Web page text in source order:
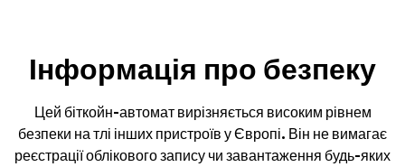
Інформація про безпеку
Цей біткойн-автомат вирізняється високим рівнем
безпеки на тлі інших пристроїв у Європі. Він не вимагає
реєстрації облікового запису чи завантаження будь-яких